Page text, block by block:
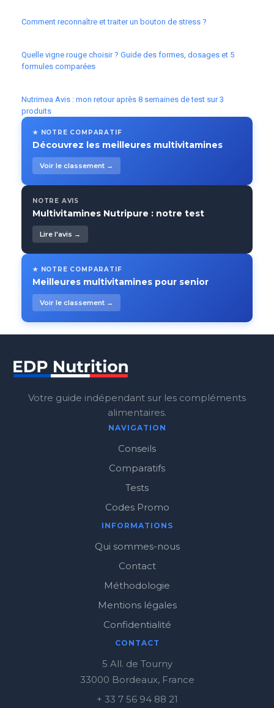
Comment reconnaître et traiter un bouton de stress ?
Quelle vigne rouge choisir ? Guide des formes, dosages et 5
formules comparées
Nutrimea Avis : mon retour après 8 semaines de test sur 3
produits
★ NOTRE COMPARATIF
Découvrez les meilleures multivitamines
Voir le classement →
NOTRE AVIS
Multivitamines Nutripure : notre test
Lire l'avis →
★ NOTRE COMPARATIF
Meilleures multivitamines pour senior
Voir le classement →
Votre guide indépendant sur les compléments
alimentaires.
NAVIGATION
Conseils
Comparatifs
Tests
Codes Promo
INFORMATIONS
Qui sommes-nous
Contact
Méthodologie
Mentions légales
Confidentialité
CONTACT
5 All. de Tourny
33000 Bordeaux, France
+ 33 7 56 94 88 21